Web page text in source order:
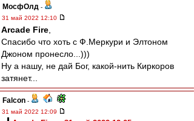
МосфОлд -
31 май 2022 12:10
Arcade Fire
Спасибо что хоть с Ф.Меркури и Элтоном
Джоном пронесло...)))
Ну а нашу, не дай Бог, какой-нить Киркоров
затянет...
Falcon -
31 май 2022 12:09